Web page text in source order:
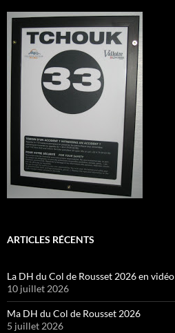
ARTICLES RÉCENTS
La DH du Col de Rousset 2026 en vidéo
10 juillet 2026
Ma DH du Col de Rousset 2026
5 juillet 2026